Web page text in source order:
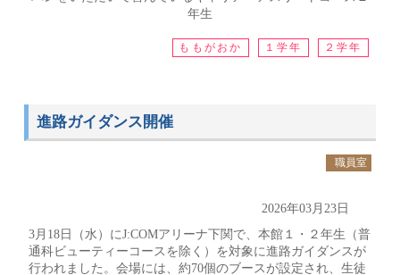
年生
ももがおか １学年 ２学年
進路ガイダンス開催
職員室
2026年03月23日
3月18日（水）にJ:COMアリーナ下関で、本館１・２年生（普
通科ビューティーコースを除く）を対象に進路ガイダンスが
行われました。会場には、約70個のブースが設定され、生徒